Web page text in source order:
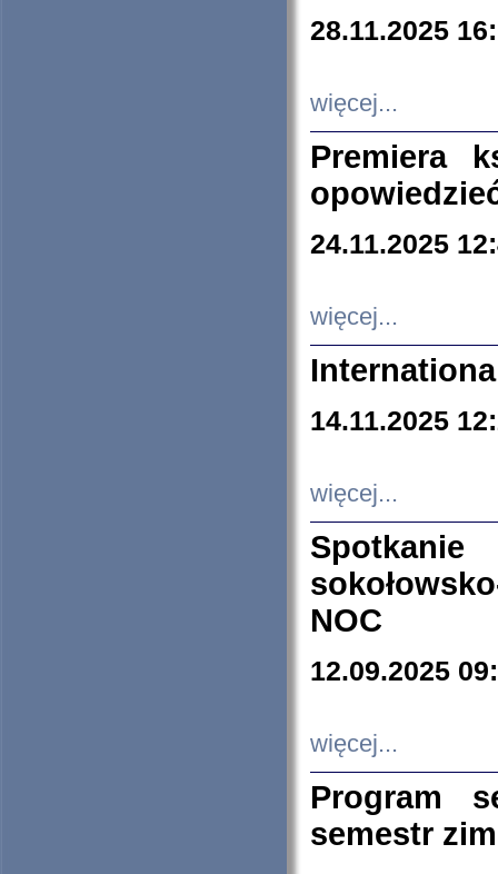
28.11.2025
więcej...
Premiera
24.11.2025
więcej...
14.11.2025
więcej...
NOC
12.09.2025
więcej...
Program
semestr